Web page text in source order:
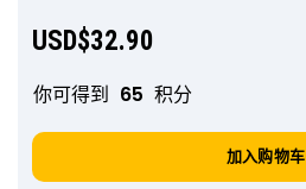
USD$32.90
你可得到 65 积分
加入购物车